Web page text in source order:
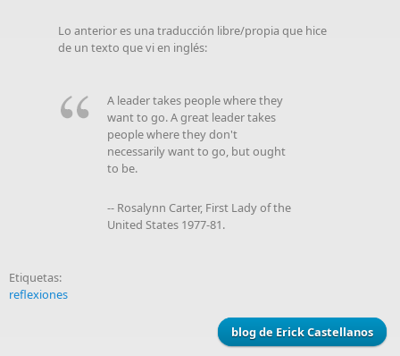
Lo anterior es una traducción libre/propia que hice
de un texto que vi en inglés:
A leader takes people where they
want to go. A great leader takes
people where they don't
necessarily want to go, but ought
to be.
-- Rosalynn Carter, First Lady of the
United States 1977-81.
Etiquetas:
reflexiones
blog de Erick Castellanos